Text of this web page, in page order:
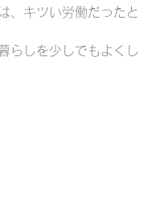
、キツい労働だったと
らしを少しでもよくし